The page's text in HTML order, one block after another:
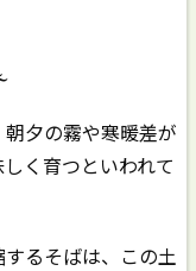
夕の霧や寒暖差が
く育つといわれて
るそばは、この土